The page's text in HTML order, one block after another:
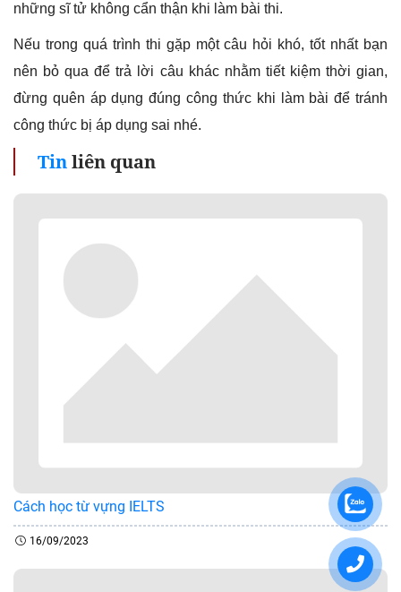
những sĩ tử không cẩn thận khi làm bài thi.
Nếu trong quá trình thi gặp một câu hỏi khó, tốt nhất bạn
nên bỏ qua để trả lời câu khác nhằm tiết kiệm thời gian,
đừng quên áp dụng đúng công thức khi làm bài để tránh
công thức bị áp dụng sai nhé.
Tinliên quan
Cách học từ vựng IELTS
16/09/2023